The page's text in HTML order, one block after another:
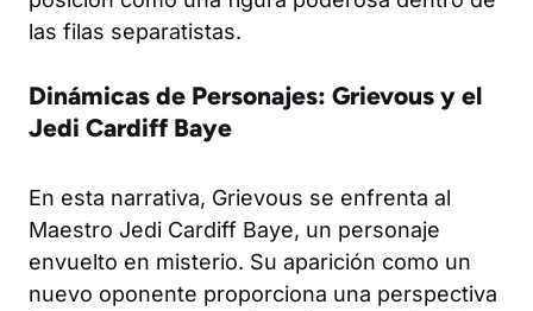
las filas separatistas.
Dinámicas de Personajes: Grievous y el
Jedi Cardiff Baye
En esta narrativa, Grievous se enfrenta al
Maestro Jedi Cardiff Baye, un personaje
envuelto en misterio. Su aparición como un
nuevo oponente proporciona una perspectiva